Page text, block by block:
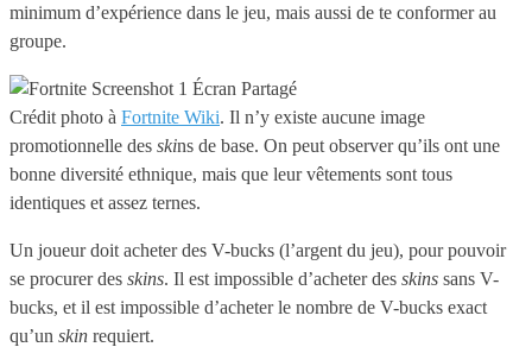
minimum d’expérience dans le jeu, mais aussi de te conformer au
groupe.
Crédit photo à Fortnite Wiki. Il n’y existe aucune image
promotionnelle des skins de base. On peut observer qu’ils ont une
bonne diversité ethnique, mais que leur vêtements sont tous
identiques et assez ternes.
Un joueur doit acheter des V-bucks (l’argent du jeu), pour pouvoir
se procurer des skins. Il est impossible d’acheter des skins sans V-
bucks, et il est impossible d’acheter le nombre de V-bucks exact
qu’un skin requiert.